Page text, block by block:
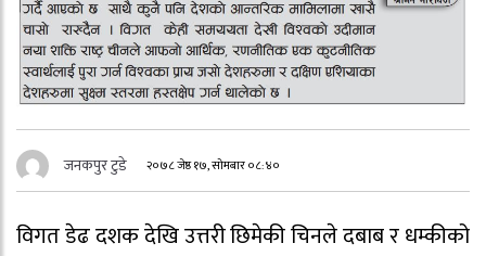
जनकपुर टुडे २०७८ जेष्ठ १७, सोमबार ०८:४०
विगत डेढ दशक देखि उत्तरी छिमेकी चिनले दबाब र धम्कीको